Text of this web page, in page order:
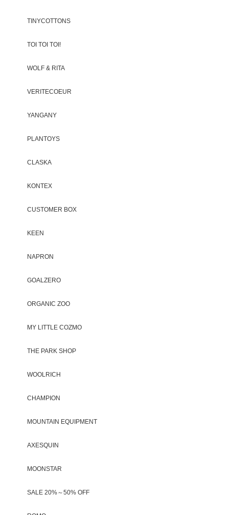
TINYCOTTONS
TOI TOI TOI!
WOLF & RITA
VERITECOEUR
YANGANY
PLANTOYS
CLASKA
KONTEX
CUSTOMER BOX
KEEN
NAPRON
GOALZERO
ORGANIC ZOO
MY LITTLE COZMO
THE PARK SHOP
WOOLRICH
CHAMPION
MOUNTAIN EQUIPMENT
AXESQUIN
MOONSTAR
SALE 20%～50% OFF